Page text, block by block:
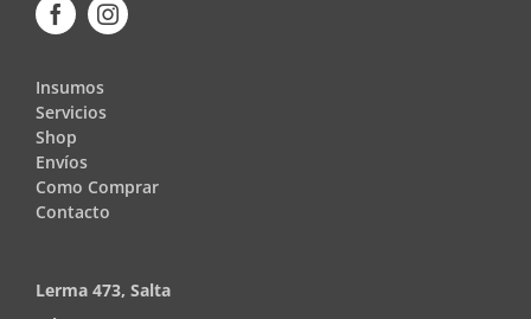
Insumos
Servicios
Shop
Envíos
Como Comprar
Contacto
Lerma 473, Salta